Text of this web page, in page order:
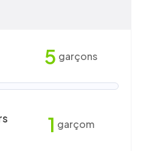
5 garçons
1 garçom